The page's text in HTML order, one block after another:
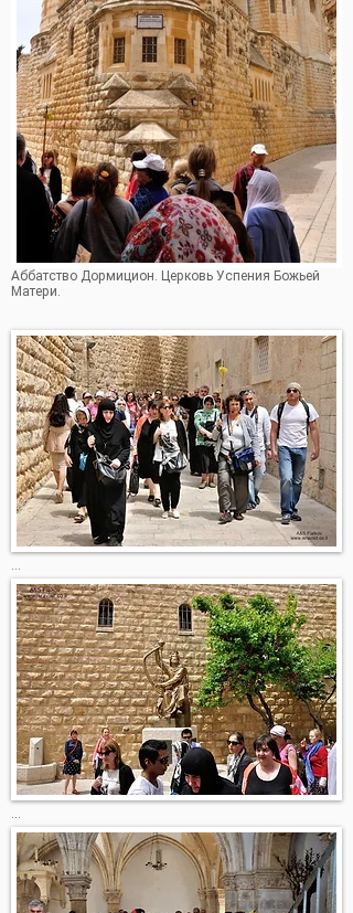
Аббатство Дормицион. Церковь Успения Божьей
Матери.
...
...